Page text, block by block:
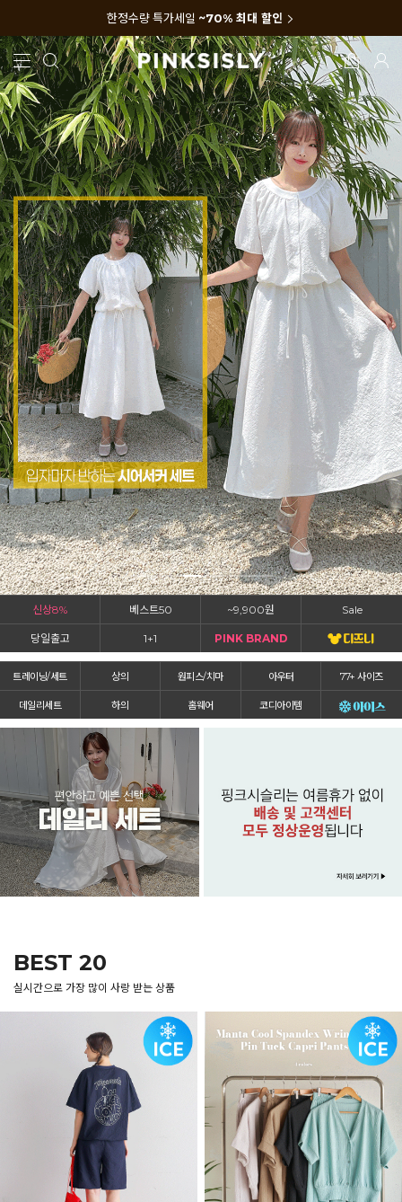
한정수량 특가세일 ~70% 최대 할인
신상8% 베스트50 ~9,900원 Sale
당일출고 1+1 PINK BRAND
트레이닝/세트 상의 원피스/치마 아우터 77+ 사이즈
데일리세트 하의 홈웨어 코디아이템
BEST 20
실시간으로 가장 많이 사랑 받는 상품